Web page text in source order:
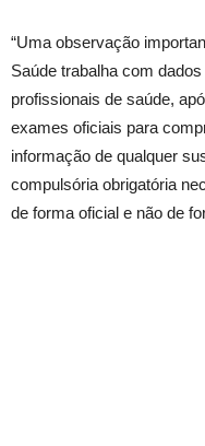
“Uma observação
Saúde trabalha com
profissionais de saúde,
exames oficiais para
informação de qualquer
compulsória obrigatória
de forma oficial e não de